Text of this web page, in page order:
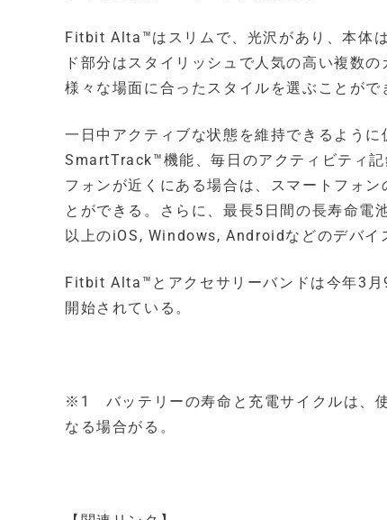
Fitbit Alta™はスリムで、光沢があり、本体
ド部分はスタイリッシュで人気の高い複数
様々な場面に合ったスタイルを選ぶことがで
一日中アクティブな状態を維持できるよう
SmartTrack™機能、毎日のアクティビティ
フォンが近くにある場合は、スマートフォ
とができる。さらに、最長5日間の長寿命
以上のiOS, Windows, Androidなどのデバイ
Fitbit Alta™とアクセサリーバンドは今年3月
開始されている。
※1 バッテリーの寿命と充電サイクルは、
なる場合がる。